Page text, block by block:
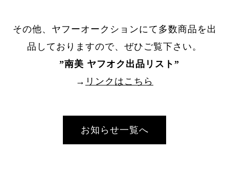
その他、ヤフーオークションにて多数商品を出
品しておりますので、ぜひご覧下さい。
”南美 ヤフオク出品リスト ”
→ リンクはこちら
お知らせ一覧へ